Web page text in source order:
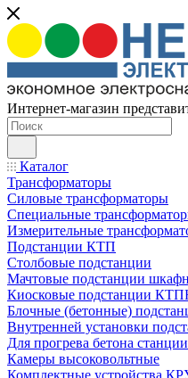
Интернет-магазин
Каталог
Трансформаторы
Силовые трансформаторы
Специальные
Измерительные
Подстанции КТП
Столбовые подстанции
Мачтовые подстанции
Киосковые подстанции
Блочные (бетонные)
Внутренней установки
Для прогрева бетона
Камеры высоковольтные
Комплектные устройства